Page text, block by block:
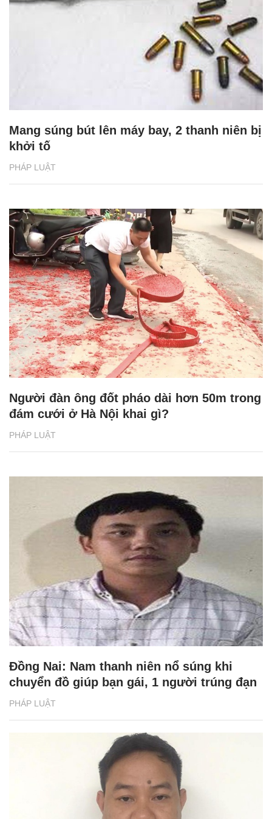
PHÁP LUẬT
Mang súng bút lên máy bay, 2 thanh niên bị
khởi tố
PHÁP LUẬT
Người đàn ông đốt pháo dài hơn 50m trong
đám cưới ở Hà Nội khai gì?
PHÁP LUẬT
Đồng Nai: Nam thanh niên nổ súng khi
chuyển đồ giúp bạn gái, 1 người trúng đạn